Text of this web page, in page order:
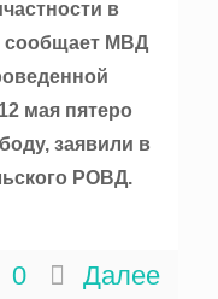
в
сообщает МВД
мая пятеро
заявили в
РОВД.
0 Далее